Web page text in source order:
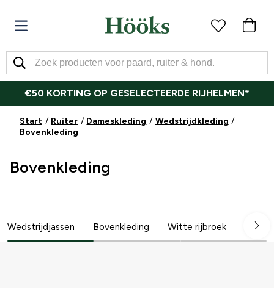
€50 KORTING OP GESELECTEERDE RIJHELMEN*
Start Ruiter Dameskleding
Wedstrijdkleding
Bovenkleding
Bovenkleding
Wedstrijdjassen Bovenkleding Witte rijbroek